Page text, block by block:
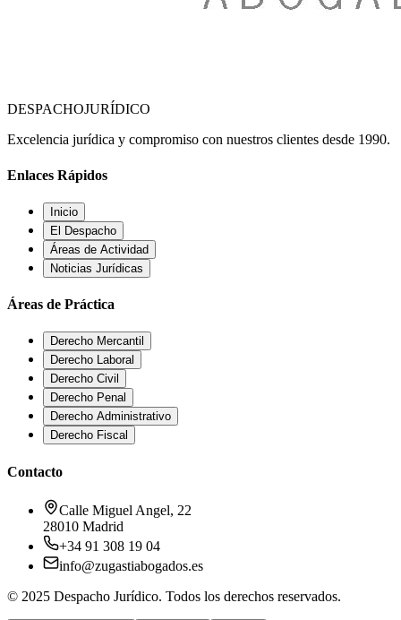
DESPACHOJURÍDICO
Excelencia jurídica y compromiso con nuestros clientes desde 1990.
Enlaces Rápidos
Inicio
El Despacho
Áreas de Actividad
Noticias Jurídicas
Áreas de Práctica
Derecho Mercantil
Derecho Laboral
Derecho Civil
Derecho Penal
Derecho Administrativo
Derecho Fiscal
Contacto
Calle Miguel Angel, 22
28010 Madrid
+34 91 308 19 04
info@zugastiabogados.es
© 2025 Despacho Jurídico. Todos los derechos reservados.